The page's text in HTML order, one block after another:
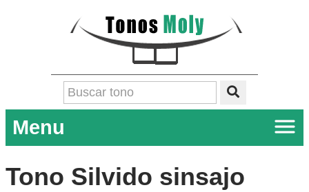
Menu
Tono Silvido sinsajo